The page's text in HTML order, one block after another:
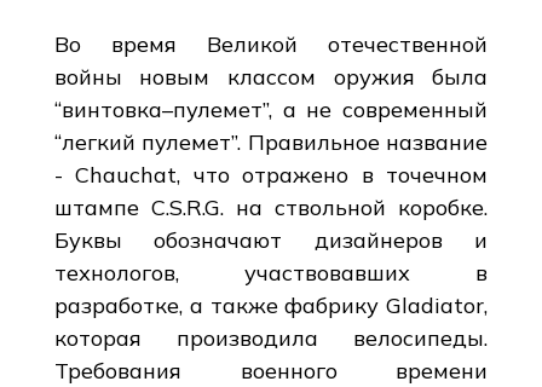
Во время Великой отечественной
войны новым классом оружия была
“винтовка–пулемет”, а не современный
“легкий пулемет”. Правильное название
- Chauchat, что отражено в точечном
штампе C.S.R.G. на ствольной коробке.
Буквы обозначают дизайнеров и
технологов, участвовавших в
разработке, а также фабрику Gladiator,
которая производила велосипеды.
Требования военного времени